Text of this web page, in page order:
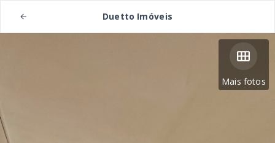
Duetto Imóveis
Mais fotos